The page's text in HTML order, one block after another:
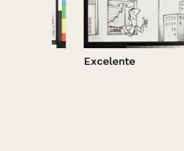
Excelente